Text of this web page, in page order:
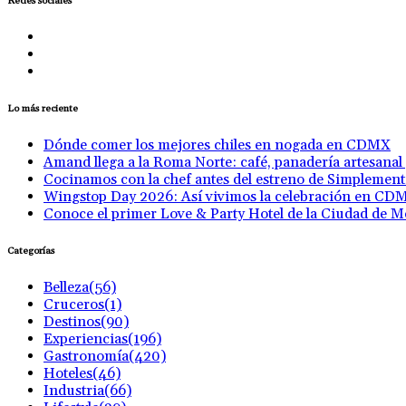
Lo más reciente
Dónde comer los mejores chiles en nogada en CDMX
Amand llega a la Roma Norte: café, panadería
Cocinamos con la chef antes del estreno de
Wingstop Day 2026: Así vivimos la celebración en
Conoce el primer Love & Party Hotel de la Ciudad de
Categorías
Belleza(56)
Cruceros(1)
Destinos(90)
Experiencias(196)
Gastronomía(420)
Hoteles(46)
Industria(66)